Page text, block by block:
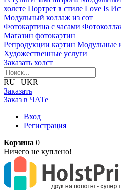
холсте Портрет в стиле Love Is
Модульный коллаж из сот
Фотокартина с часами
Магазин фотокартин
Репродукции картин Модульные
Художественные услуги
Заказать холст
RU | UKR
Заказать
Заказ в ЧАТе
Вход
Регистрация
Корзина 0
Ничего не куплено!